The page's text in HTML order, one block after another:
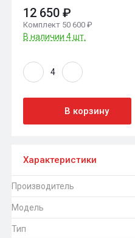
12 650 ₽
Комплект 50 600 ₽
В наличии 4 шт.
В корзину
Характеристики
Производитель
Модель
Тип